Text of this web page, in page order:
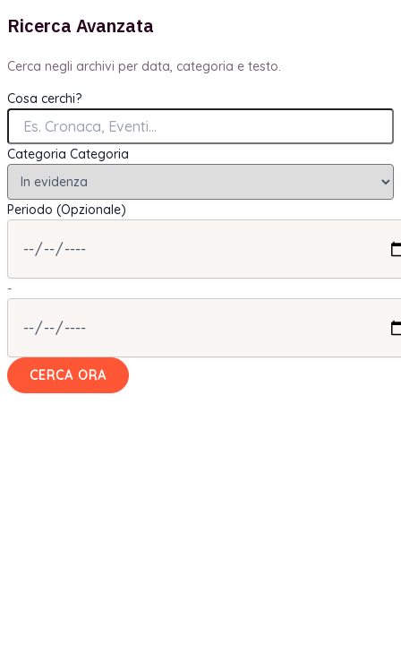
Ricerca Avanzata
Cerca negli archivi per data, categoria e testo.
Cosa cerchi?
Categoria Categoria
Periodo (Opzionale)
-
CERCA ORA